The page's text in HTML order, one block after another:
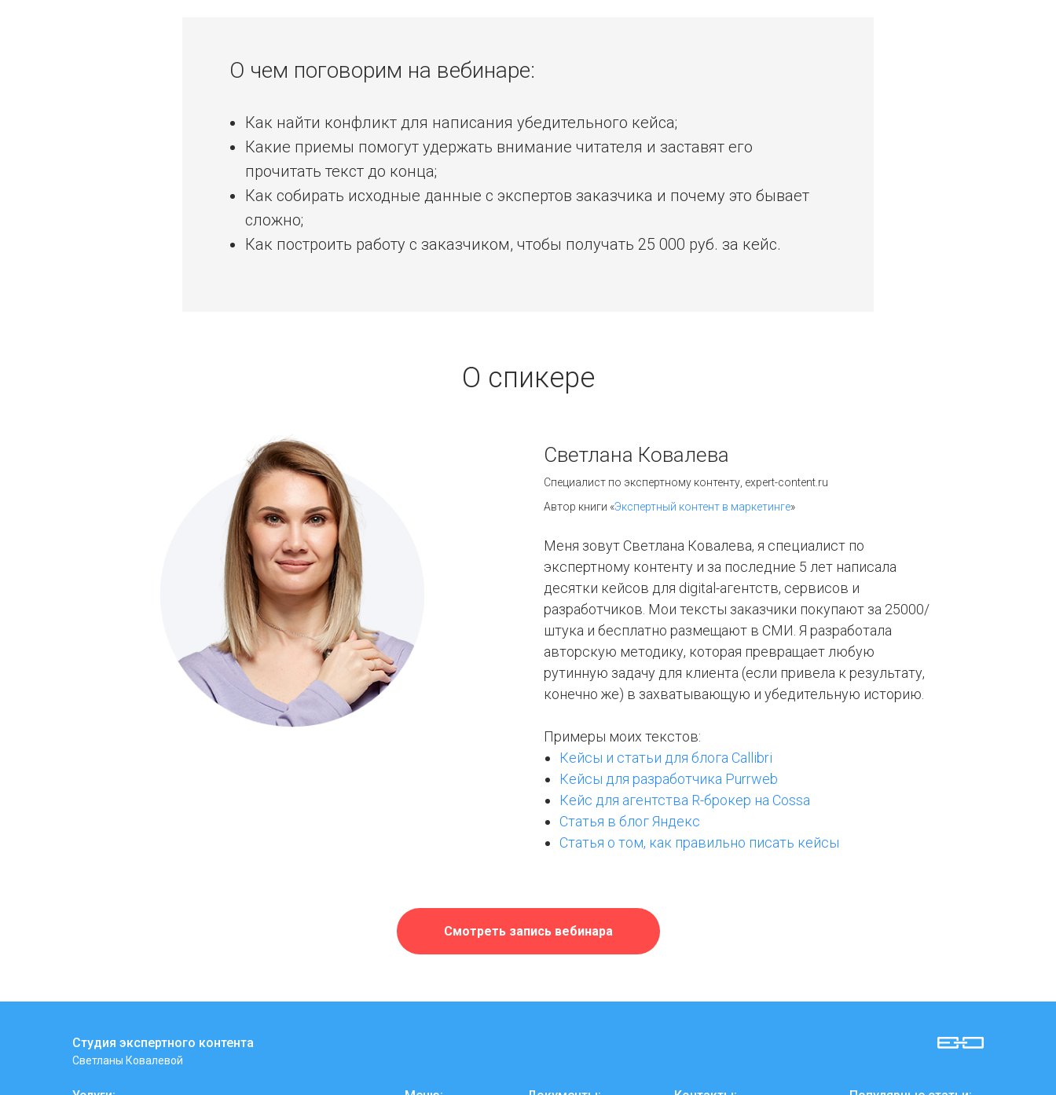
О чем поговорим на вебинаре:
Как найти конфликт для написания убедительного кейса;
Какие приемы помогут удержать внимание читателя и заставят его
прочитать текст до конца;
Как собирать исходные данные с экспертов заказчика и почему это бывает
сложно;
Как построить работу с заказчиком, чтобы получать 25 000 руб. за кейс.
О спикере
Светлана Ковалева
Специалист по экспертному контенту, expert-content.ru
Автор книги «Экспертный контент в маркетинге»
Меня зовут Светлана Ковалева, я специалист по
экспертному контенту и за последние 5 лет написала
десятки кейсов для digital-агентств, сервисов и
разработчиков. Мои тексты заказчики покупают за 25000/
штука и бесплатно размещают в СМИ. Я разработала
авторскую методику, которая превращает любую
рутинную задачу для клиента (если привела к результату,
конечно же) в захватывающую и убедительную историю.
Примеры моих текстов:
Кейсы и статьи для блога Callibri
Кейсы для разработчика Purrweb
Кейс для агентства R-брокер на Cossa
Статья в блог Яндекс
Статья о том, как правильно писать кейсы
Смотреть запись вебинара
Светланы Ковалевой
Студия экспертного контента